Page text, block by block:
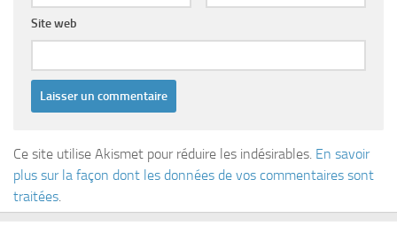
Site web
Ce site utilise Akismet pour réduire les indésirables. En savoir
plus sur la façon dont les données de vos commentaires sont
traitées.